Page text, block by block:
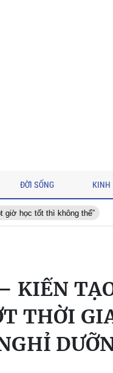
thể” Lợi thế khi
ĐỜI SỐNG KINH
KIẾN
THỜI